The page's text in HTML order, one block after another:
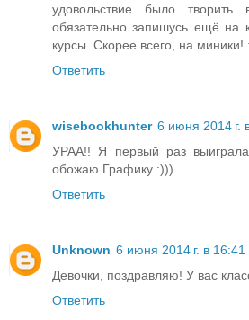
удовольствие было
обязательно запишусь ещё на
курсы. Скорее всего, на миники!
Ответить
wisebookhunter 6 июня 2014 г.
УРАА!! Я первый раз
обожаю Графику :)))
Ответить
Unknown 6 июня 2014 г. в 16:41
Девочки, поздравляю! У вас
Ответить